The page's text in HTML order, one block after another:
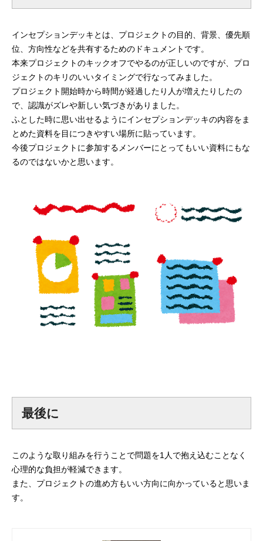
インセプションデッキとは、プロジェクトの目的、背景、優先順
位、方向性などを共有するためのドキュメントです。
本来プロジェクトのキックオフでやるのが正しいのですが、プロ
ジェクトのキリのいいタイミングで行なってみました。
プロジェクト開始時から時間が経過したり人が増えたりしたの
で、認識がズレや新しい気づきがありました。
ふとした時に思い出せるようにインセプションデッキの内容をま
とめた資料を目につきやすい場所に貼っています。
今後プロジェクトに参加するメンバーにとってもいい資料にもな
るのではないかと思います。
最後に
このような取り組みを行うことで問題を1人で抱え込むことなく
心理的な負担が軽減できます。
また、プロジェクトの進め方もいい方向に向かっていると思いま
す。